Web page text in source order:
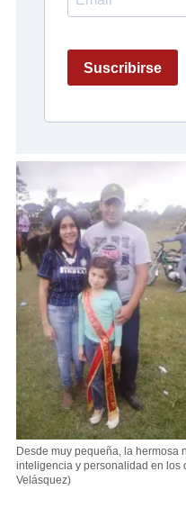
Desde muy pequeña, la hermosa
inteligencia y personalidad en los
Velásquez)